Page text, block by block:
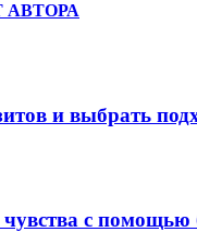
и выбрать
с помощью